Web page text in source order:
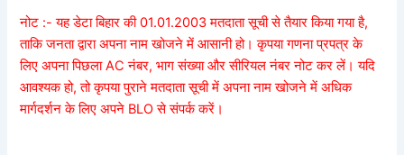
नोट :- यह डेटा बिहार की 01.01.2003 मतदाता सूची से तैयार किया गया है,
ताकि जनता द्वारा अपना नाम खोजने में आसानी हो। कृपया गणना प्रपत्र के
लिए अपना पिछला AC नंबर, भाग संख्या और सीरियल नंबर नोट कर लें। यदि
आवश्यक हो, तो कृपया पुराने मतदाता सूची में अपना नाम खोजने में अधिक
मार्गदर्शन के लिए अपने BLO से संपर्क करें।